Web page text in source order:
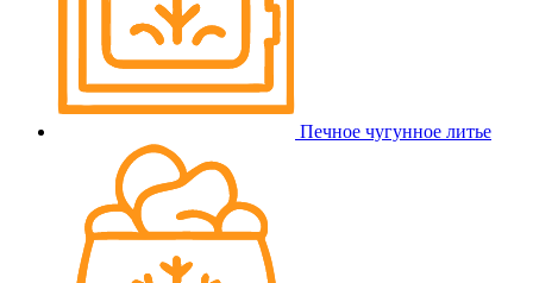
Печное чугунное литье